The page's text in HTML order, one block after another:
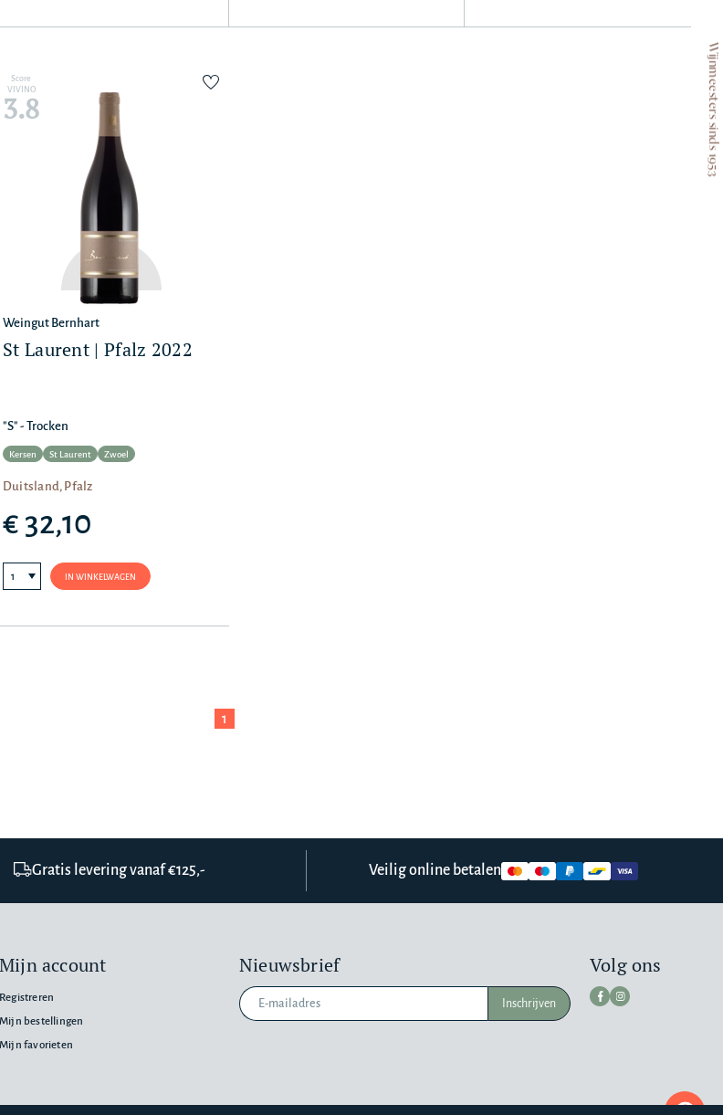
Wijnmeesters sinds 1953
Score
VIVINO
3.8
Weingut Bernhart
St Laurent | Pfalz 2022
"S" - Trocken
Kersen St Laurent Zwoel
Duitsland, Pfalz
€ 32,10
IN WINKELWAGEN
1
Gratis levering vanaf €125,- Veilig online betalen
Mijn account
Registreren
Mijn bestellingen
Mijn favorieten
Nieuwsbrief
Inschrijven
Volg ons